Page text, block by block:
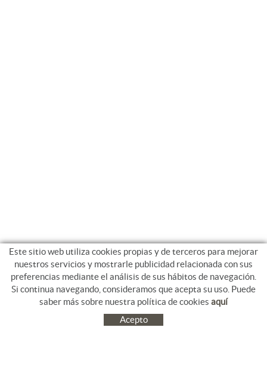
Este sitio web utiliza cookies propias y de terceros para mejorar
nuestros servicios y mostrarle publicidad relacionada con sus
preferencias mediante el análisis de sus hábitos de navegación.
Si continua navegando, consideramos que acepta su uso. Puede
saber más sobre nuestra política de cookies aquí
Acepto